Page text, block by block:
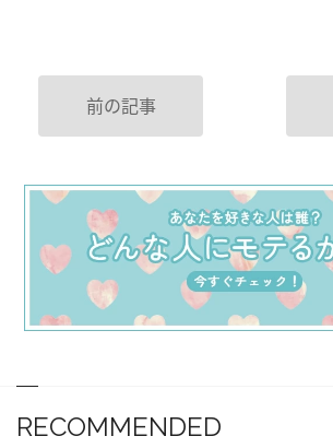
前の記事
RECOMMENDED